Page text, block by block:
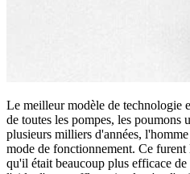
Le meilleur modèle de technologie
de toutes les pompes, les poumons
plusieurs milliers d'années,
mode de fonctionnement. Ce
qu'il était beaucoup plus efficace de